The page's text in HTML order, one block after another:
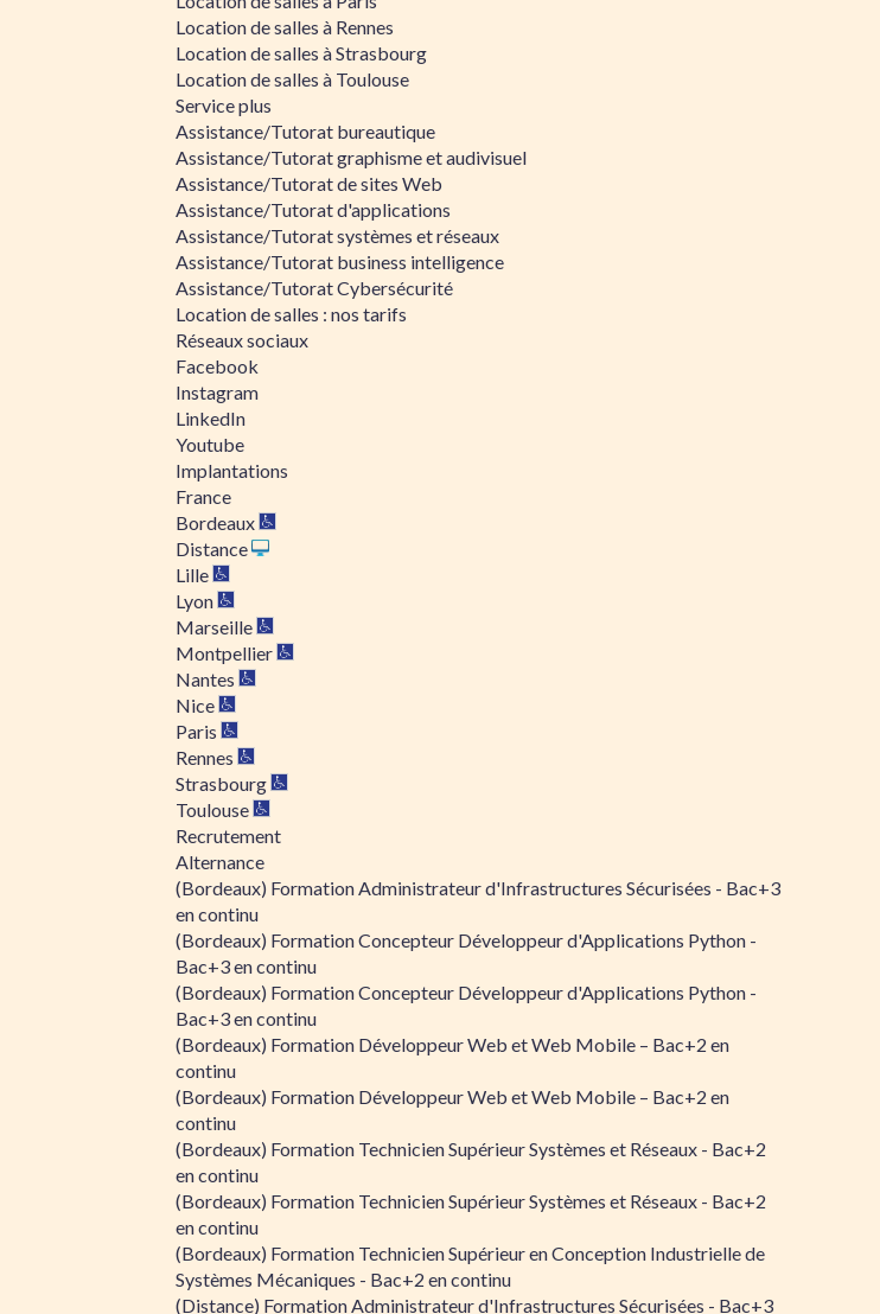
Location de salles à Rennes
Location de salles à Strasbourg
Location de salles à Toulouse
Service plus
Assistance/Tutorat bureautique
Assistance/Tutorat graphisme et audivisuel
Assistance/Tutorat de sites Web
Assistance/Tutorat d'applications
Assistance/Tutorat systèmes et réseaux
Assistance/Tutorat business intelligence
Assistance/Tutorat Cybersécurité
Location de salles : nos tarifs
Réseaux sociaux
Facebook
Instagram
LinkedIn
Youtube
Implantations
France
Bordeaux
Distance
Lille
Lyon
Marseille
Montpellier
Nantes
Nice
Paris
Rennes
Strasbourg
Toulouse
Recrutement
Alternance
(Bordeaux) Formation Administrateur d'Infrastructures Sécurisées - Bac+3
en continu
(Bordeaux) Formation Concepteur Développeur d'Applications Python -
Bac+3 en continu
(Bordeaux) Formation Concepteur Développeur d'Applications Python -
Bac+3 en continu
(Bordeaux) Formation Développeur Web et Web Mobile – Bac+2 en
continu
(Bordeaux) Formation Développeur Web et Web Mobile – Bac+2 en
continu
(Bordeaux) Formation Technicien Supérieur Systèmes et Réseaux - Bac+2
en continu
(Bordeaux) Formation Technicien Supérieur Systèmes et Réseaux - Bac+2
en continu
(Bordeaux) Formation Technicien Supérieur en Conception Industrielle de
Systèmes Mécaniques - Bac+2 en continu
(Distance) Formation Administrateur d'Infrastructures Sécurisées - Bac+3